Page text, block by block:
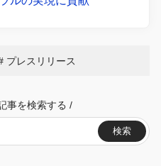
プレスリリース
事を検索する /
検索